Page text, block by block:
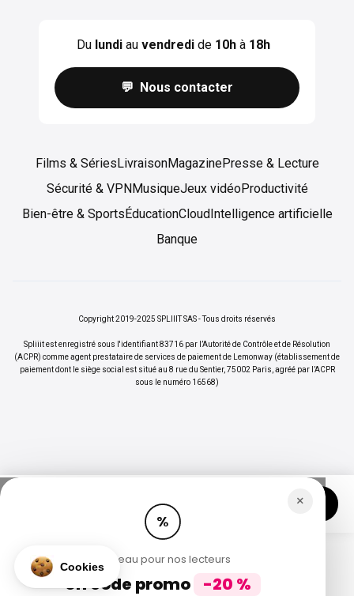
No, thanks Let me choose
Cookies
Du lundiau vendredide 10hà 18h
💬 Nous contacter
Films & SériesLivraisonMagazinePresse & Lecture
Sécurité & VPNMusiqueJeux vidéoProductivité
Bien-être & SportsÉducationCloudIntelligence artificielle
Banque
Copyright 2019-2025 SPLIIIT SAS - Tous droits réservés
Spliiit est enregistré sous l'identifiant 83716 par l’Autorité de Contrôle et de Résolution
(ACPR) comme agent prestataire de services de paiement de Lemonway (établissement de
paiement dont le siège social est situé au 8 rue du Sentier, 75002 Paris, agréé par l’ACPR
sous le numéro 16568)
×
%
Cadeau pour nos lecteurs
Un code promo
-20 %
Vos abonnements jusqu'à -70% Rejoindre